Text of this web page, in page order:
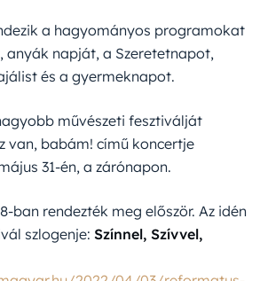
a hagyományos programokat
anyák napját, a Szeretetnapot,
és a gyermeknapot.
művészeti fesztiválját
van, babám! című koncertje
31-én, a zárónapon.
ban rendezték meg először. Az idén
szlogenje: Színnel, Szívvel,